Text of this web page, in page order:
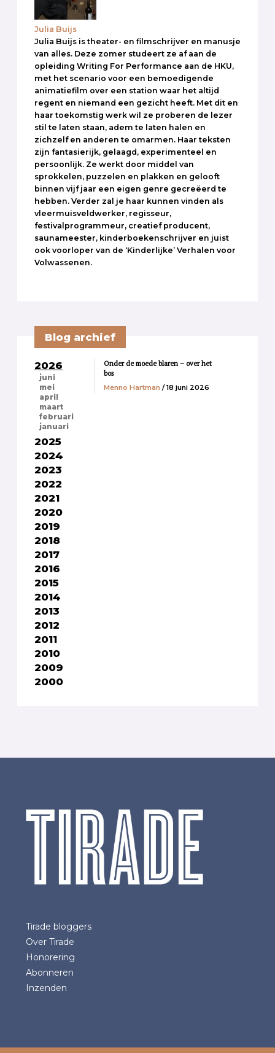
Julia Buijs
Julia Buijs is theater- en filmschrijver en manusje
van alles. Deze zomer studeert ze af aan de
opleiding Writing For Performance aan de HKU,
met het scenario voor een bemoedigende
animatiefilm over een station waar het altijd
regent en niemand een gezicht heeft. Met dit en
haar toekomstig werk wil ze proberen de lezer
stil te laten staan, adem te laten halen en
zichzelf en anderen te omarmen. Haar teksten
zijn fantasierijk, gelaagd, experimenteel en
persoonlijk. Ze werkt door middel van
sprokkelen, puzzelen en plakken en gelooft
binnen vijf jaar een eigen genre gecreëerd te
hebben. Verder zal je haar kunnen vinden als
vleermuisveldwerker, regisseur,
festivalprogrammeur, creatief producent,
saunameester, kinderboekenschrijver en juist
ook voorloper van de ‘Kinderlijke’ Verhalen voor
Volwassenen.
Blog archief
2026
juni
mei
april
maart
februari
januari
2025
2024
2023
2022
2021
2020
2019
2018
2017
2016
2015
2014
2013
2012
2011
2010
2009
2000
Onder de moede blaren – over het
bos
Menno Hartman / 18 juni 2026
Tirade bloggers
Over Tirade
Honorering
Abonneren
Inzenden